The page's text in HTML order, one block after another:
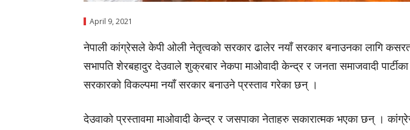
April 9, 2021
नेपाली कांग्रेसले केपी ओली नेतृत्वको सरकार ढालेर नयाँ सरकार बनाउनका लागि
सभापति शेरबहादुर देउवाले शुक्रबार नेकपा माओवादी केन्द्र र जनता समाजवादी
सरकारको विकल्पमा नयाँ सरकार बनाउने प्रस्ताव गरेका छन् ।
देउवाको प्रस्तावमा माओवादी केन्द्र र जसपाका नेताहरु सकारात्मक भएका छन् ।